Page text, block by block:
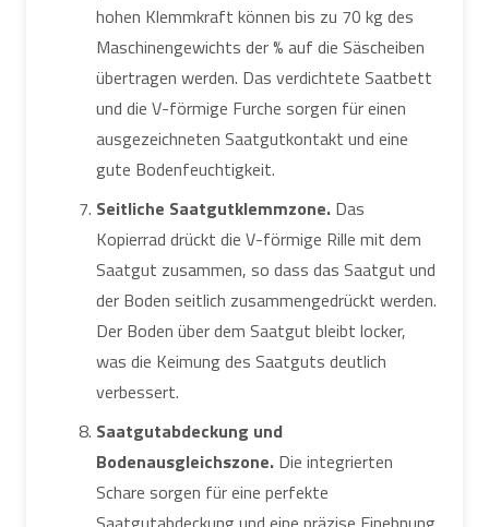
hohen Klemmkraft können bis zu 70 kg des
Maschinengewichts der % auf die Säscheiben
übertragen werden. Das verdichtete Saatbett
und die V-förmige Furche sorgen für einen
ausgezeichneten Saatgutkontakt und eine
gute Bodenfeuchtigkeit.
Seitliche Saatgutklemmzone. Das
Kopierrad drückt die V-förmige Rille mit dem
Saatgut zusammen, so dass das Saatgut und
der Boden seitlich zusammengedrückt werden.
Der Boden über dem Saatgut bleibt locker,
was die Keimung des Saatguts deutlich
verbessert.
Saatgutabdeckung und
Bodenausgleichszone. Die integrierten
Schare sorgen für eine perfekte